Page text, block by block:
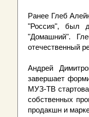
Ранее Глеб
"Россия", был
"Домашний".
отечественный
Андрей
завершает
МУЗ-ТВ
собственных
продакшн и